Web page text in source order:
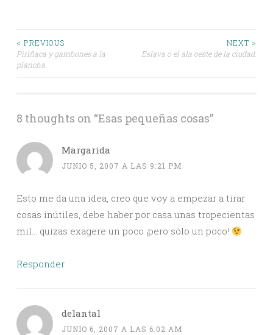
Post
navigation
< PREVIOUS
Piriñaca y gambones a la
plancha.
NEXT >
Eslava o el ala oeste de la ciudad.
8 thoughts on “Esas pequeñas cosas”
Margarida
JUNIO 5, 2007 A LAS 9:21 PM
Esto me da una idea, creo que voy a empezar a tirar
cosas inútiles, debe haber por casa unas tropecientas
mil… quizas exagere un poco ¡pero sólo un poco!
Responder
delantal
JUNIO 6, 2007 A LAS 6:02 AM